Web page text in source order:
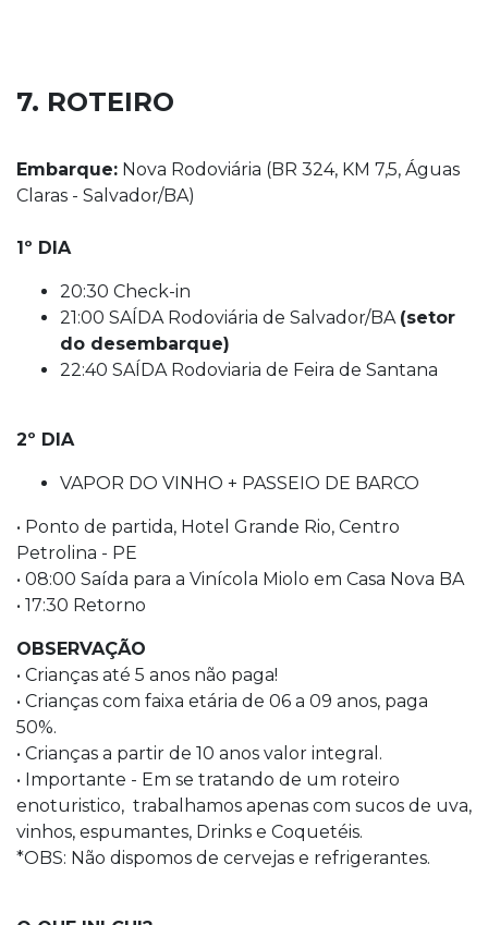
7. ROTEIRO
Embarque: Nova Rodoviária (BR 324, KM 7,5, Águas
Claras - Salvador/BA)
1º DIA
20:30 Check-in
21:00 SAÍDA Rodoviária de Salvador/BA (setor
do desembarque)
22:40 SAÍDA Rodoviaria de Feira de Santana
2º DIA
VAPOR DO VINHO + PASSEIO DE BARCO
• Ponto de partida, Hotel Grande Rio, Centro
Petrolina - PE
• 08:00 Saída para a Vinícola Miolo em Casa Nova BA
• 17:30 Retorno
OBSERVAÇÃO
• Crianças até 5 anos não paga!
• Crianças com faixa etária de 06 a 09 anos, paga
50%.
• Crianças a partir de 10 anos valor integral.
• Importante - Em se tratando de um roteiro
enoturistico, trabalhamos apenas com sucos de uva,
vinhos, espumantes, Drinks e Coquetéis.
*OBS: Não dispomos de cervejas e refrigerantes.